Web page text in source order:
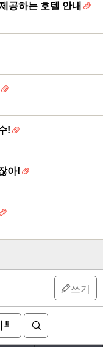
공하는 호텔 안내
!
아!
쓰기